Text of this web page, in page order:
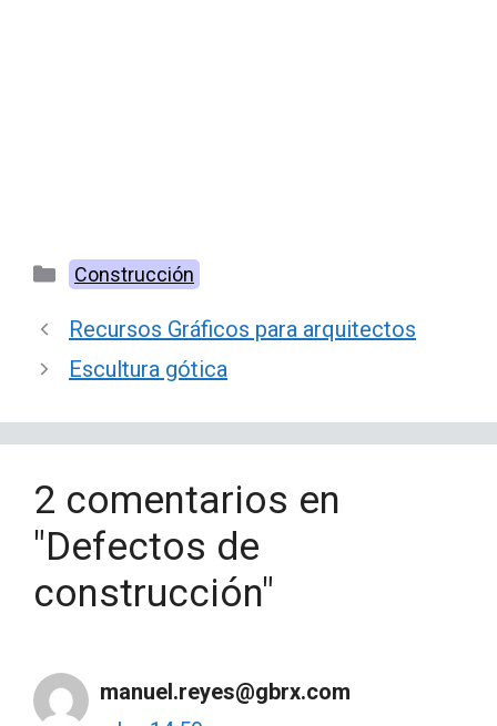
Categorías
Construcción
Recursos Gráficos para arquitectos
Escultura gótica
2 comentarios en
"Defectos de
construcción"
manuel.reyes@gbrx.com